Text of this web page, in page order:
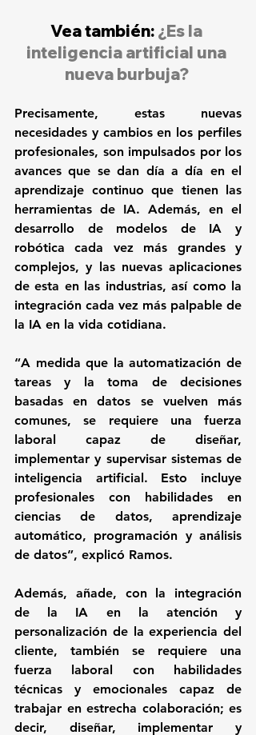
Vea también: ¿Es la
inteligencia artificial una
nueva burbuja?
Precisamente, estas nuevas
necesidades y cambios en los perfiles
profesionales, son impulsados por los
avances que se dan día a día en el
aprendizaje continuo que tienen las
herramientas de IA. Además, en el
desarrollo de modelos de IA y
robótica cada vez más grandes y
complejos, y las nuevas aplicaciones
de esta en las industrias, así como la
integración cada vez más palpable de
la IA en la vida cotidiana.
“A medida que la automatización de
tareas y la toma de decisiones
basadas en datos se vuelven más
comunes, se requiere una fuerza
laboral capaz de diseñar,
implementar y supervisar sistemas de
inteligencia artificial. Esto incluye
profesionales con habilidades en
ciencias de datos, aprendizaje
automático, programación y análisis
de datos”, explicó Ramos.
Además, añade, con la integración
de la IA en la atención y
personalización de la experiencia del
cliente, también se requiere una
fuerza laboral con habilidades
técnicas y emocionales capaz de
trabajar en estrecha colaboración; es
decir, diseñar, implementar y